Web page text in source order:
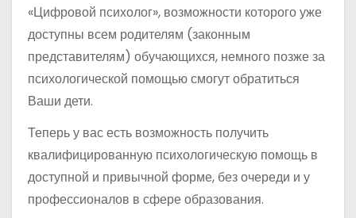
«Цифровой психолог», возможности которого уже
доступны всем родителям (законным
представителям) обучающихся, немного позже за
психологической помощью смогут обратиться
Ваши дети.
Теперь у вас есть возможность получить
квалифицированную психологическую помощь в
доступной и привычной форме, без очереди и у
профессионалов в сфере образования.